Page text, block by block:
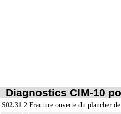
L'évacuation de collection
sans drainage.
Diagnostics CIM-10
S02.31 2 Fracture ouverte du plancher